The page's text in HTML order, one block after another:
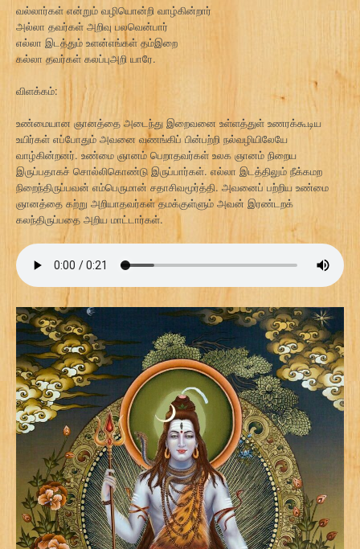
வல்லார்கள் என்றும் வழியொன்றி வாழ்கின்றார்
அல்லா தவர்கள் அறிவு பலவென்பார்
எல்லா இடத்தும் உளன்எங்கள் தம்இறை
கல்லா தவர்கள் கலப்புஅறி யாரே.
விளக்கம்:
உண்மையான ஞானத்தை அடைந்து இறைவனை உள்ளத்துள் உணரக்கூடிய
உயிர்கள் எப்போதும் அவனை வணங்கிப் பின்பற்றி நல்வழியிலேயே
வாழ்கின்றனர். உண்மை ஞானம் பெறாதவர்கள் உலக ஞானம் நிறைய
இருப்பதாகச் சொல்லிகொண்டு இருப்பார்கள். எல்லா இடத்திலும் நீக்கமற
நிறைந்திருப்பவன் எம்பெருமான் சதாசிவமூர்த்தி. அவனைப் பற்றிய உண்மை
ஞானத்தை கற்று அறியாதவர்கள் தமக்குள்ளும் அவன் இரண்டறக்
கலந்திருப்பதை அறிய மாட்டார்கள்.